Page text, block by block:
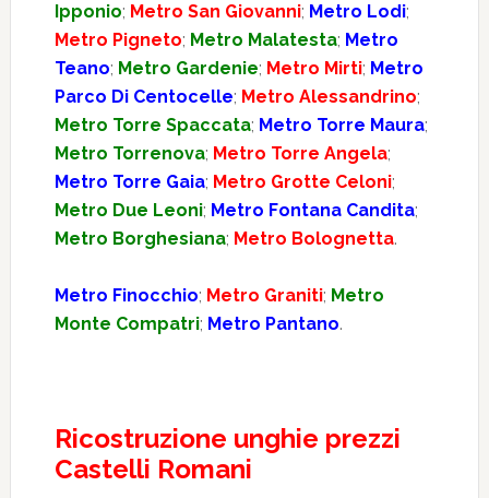
Ipponio; Metro San Giovanni; Metro Lodi;
Metro Pigneto; Metro Malatesta; Metro
Teano; Metro Gardenie; Metro Mirti; Metro
Parco Di Centocelle; Metro Alessandrino;
Metro Torre Spaccata; Metro Torre Maura;
Metro Torrenova; Metro Torre Angela;
Metro Torre Gaia; Metro Grotte Celoni;
Metro Due Leoni; Metro Fontana Candita;
Metro Borghesiana; Metro Bolognetta.
Metro Finocchio; Metro Graniti; Metro
Monte Compatri; Metro Pantano.
Ricostruzione unghie prezzi
Castelli Romani